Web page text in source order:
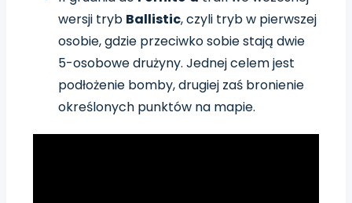
wersji tryb Ballistic, czyli tryb w pierwszej
osobie, gdzie przeciwko sobie stają dwie
5-osobowe drużyny. Jednej celem jest
podłożenie bomby, drugiej zaś bronienie
określonych punktów na mapie.